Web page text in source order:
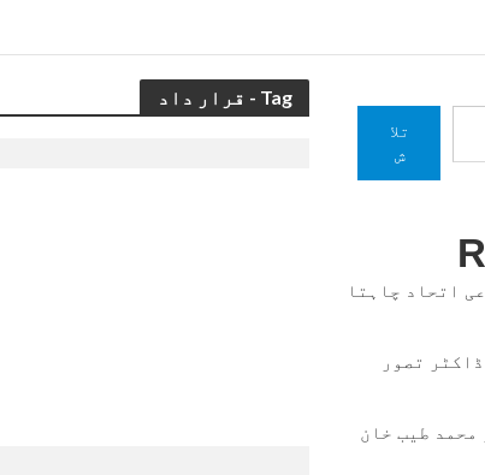
Tag - قرار داد
تلا
ش
اتحاد چاہتا
تصور
محمد طیب خان